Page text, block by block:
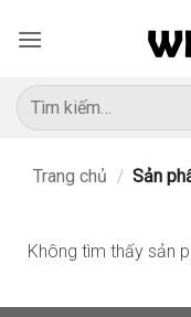
qua
dung
Tìm
kiếm:
Trang chủ / Sản
Không tìm thấy sản